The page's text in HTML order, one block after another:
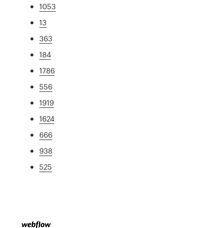
1053
13
363
184
1786
556
1919
1624
666
938
525